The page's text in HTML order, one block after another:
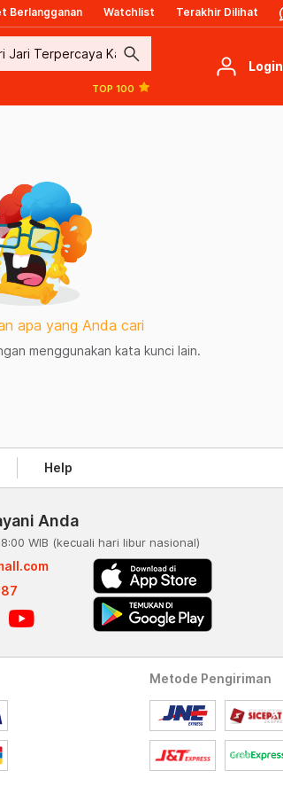
Berlangganan Watchlist Terakhir Dilihat
search
TOP 100
Login
apa yang Anda cari
menggunakan kata kunci lain.
Help
Anda
WIB (kecuali hari libur nasional)
Metode Pengiriman